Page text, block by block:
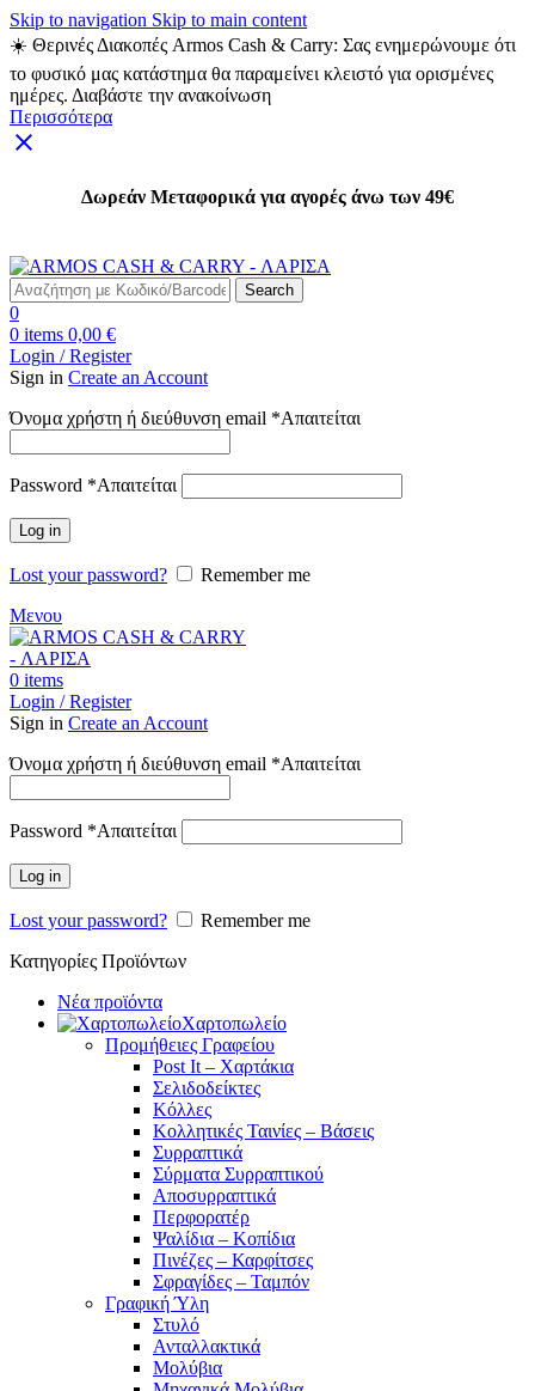
Skip to navigation Skip to main content
☀️ Θερινές Διακοπές Armos Cash & Carry: Σας ενημερώνουμε ότι
το φυσικό μας κατάστημα θα παραμείνει κλειστό για ορισμένες
ημέρες. Διαβάστε την ανακοίνωση
Περισσότερα
Δωρεάν Μεταφορικά για αγορές άνω των 49€
Search
0
0 items 0,00 €
Login / Register
Sign in Create an Account
Όνομα χρήστη ή διεύθυνση email *Απαιτείται
Password *Απαιτείται
Log in
Lost your password?
Remember me
Μενου
0 items
Login / Register
Sign in Create an Account
Όνομα χρήστη ή διεύθυνση email *Απαιτείται
Password *Απαιτείται
Log in
Lost your password?
Remember me
Κατηγορίες Προϊόντων
Νέα προϊόντα
Χαρτοπωλείο
Προμήθειες Γραφείου
Post It – Χαρτάκια
Σελιδοδείκτες
Κόλλες
Κολλητικές Ταινίες – Βάσεις
Συρραπτικά
Σύρματα Συρραπτικού
Αποσυρραπτικά
Περφορατέρ
Ψαλίδια – Κοπίδια
Πινέζες – Καρφίτσες
Σφραγίδες – Ταμπόν
Γραφική Ύλη
Στυλό
Ανταλλακτικά
Μολύβια